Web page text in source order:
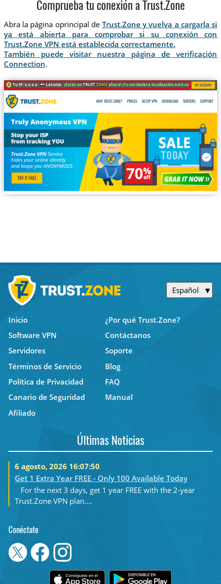
Comprueba tu conexión a Trust.Zone
Abra la página oprincipal de Trust.Zone y vuelva a cargarla si
ya está abierta para comprobar si su conexión con
Trust.Zone VPN está establecida correctamente.
También puede visitar nuestra página de verificación
Connection.
Tu IP: x.x.x.x · Letonia ·¡Estás enTRUST.ZONE ahora! ¡Tu verdadera localización está oculta!
Español
Inicio
¿Por qué Trust.Zone?
Software VPN
Contáctanos
Servidores
Soporte
Términos de Servicio
Blog
Política de Privacidad
FAQ
Canario de Seguridad
Manual
Afiliado
Últimas Noticias
6 agosto, 2026 16:07:50
Get 1 Extra Year FREE - Only 100 Available Today
For the next 3 days, get 1 year FREE with the 2-year
Trust.Zone VPN plan....
Conéctate